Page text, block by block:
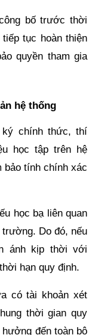
bố trước thời
tục hoàn thiện
quyền tham gia
hệ thống
chính thức, thí
học tập trên hệ
bảo tính chính xác
học bạ liên quan
Do đó, nếu
ánh kịp thời với
hạn quy định.
có tài khoản xét
thời gian quy
đến toàn bộ